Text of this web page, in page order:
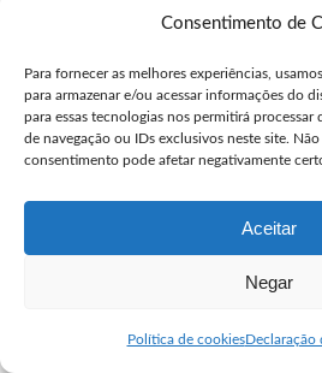
Consentimento de
Para fornecer as melhores experiências,
para armazenar e/ou acessar informações do
para essas tecnologias nos permitirá
de navegação ou IDs exclusivos neste site.
consentimento pode afetar negativamente
Aceitar
Negar
Política de cookiesDeclaração